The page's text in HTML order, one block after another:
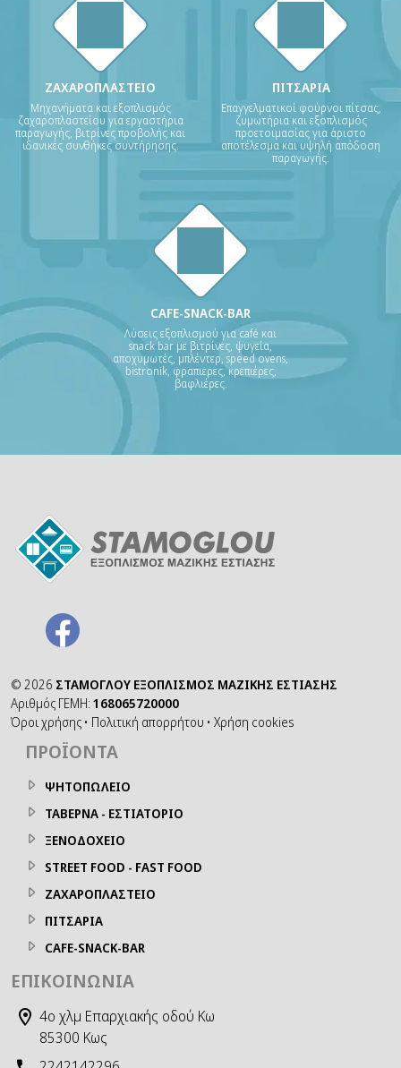
ΖΑΧΑΡΟΠΛΑΣΤΕΙΟ
Μηχανήματα και εξοπλισμός
ζαχαροπλαστείου για εργαστήρια
παραγωγής, βιτρίνες προβολής και
ιδανικές συνθήκες συντήρησης.
ΠΙΤΣΑΡΙΑ
Επαγγελματικοί φούρνοι πίτσας,
ζυμωτήρια και εξοπλισμός
προετοιμασίας για άριστο
αποτέλεσμα και υψηλή απόδοση
παραγωγής.
CAFE-SNACK-BAR
Λύσεις εξοπλισμού για café και
snack bar με βιτρίνες, ψυγεία,
αποχυμωτές, μπλέντερ, speed ovens,
bistronik, φραπιερες, κρεπιέρες,
βαφλιέρες.
© 2026 ΣΤΑΜΟΓΛΟΥ ΕΞΟΠΛΙΣΜΟΣ ΜΑΖΙΚΗΣ ΕΣΤΙΑΣΗΣ
Αριθμός ΓΕΜΗ: 168065720000
Όροι χρήσης • Πολιτική απορρήτου • Χρήση cookies
ΠΡΟΪΌΝΤΑ
ΨΗΤΟΠΩΛΕΙΟ
ΤΑΒΕΡΝΑ - ΕΣΤΙΑΤΟΡΙΟ
ΞΕΝΟΔΟΧΕΙΟ
STREET FOOD - FAST FOOD
ΖΑΧΑΡΟΠΛΑΣΤΕΙΟ
ΠΙΤΣΑΡΙΑ
CAFE-SNACK-BAR
ΕΠΙΚΟΙΝΩΝΊΑ
4ο χλμ Επαρχιακής οδού Κω
85300 Κως